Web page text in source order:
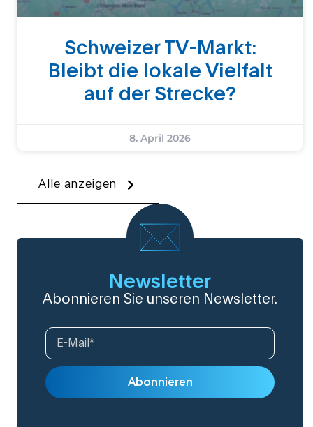
Schweizer TV-Markt:
Bleibt die lokale Vielfalt
auf der Strecke?
8. April 2026
Alle anzeigen
Newsletter
Abonnieren Sie unseren Newsletter.